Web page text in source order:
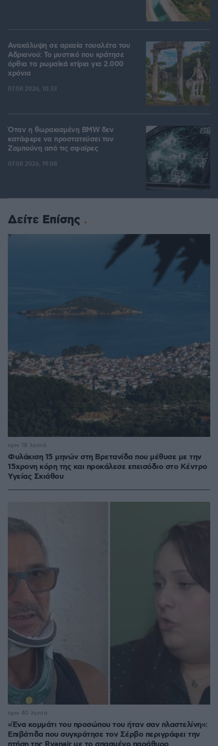
Ανακάλυψη σε αρχαία τουαλέτα του
Αδριανού: Το μυστικό που κράτησε
όρθια τα ρωμαϊκά κτίρια για 2.000
χρόνια
07.08.2026, 10:33
Όταν η θωρακισμένη BMW δεν
κατάφερε να προστατεύσει τον
Ζαμπούνη από τις σφαίρες
07.08.2026, 19:08
Δείτε Επίσης
Φυλάκιση 15 μηνών στη Βρετανίδα που μέθυσε με την
15χρονη κόρη της και προκάλεσε επεισόδιο στο Κέντρο
Υγείας Σκιάθου
πριν 18 λεπτά
«Ένα κομμάτι του προσώπου του ήταν σαν πλαστελίνη»:
Επιβάτιδα που συγκράτησε τον Σέρβο περιγράφει την
πριν 40 λεπτά